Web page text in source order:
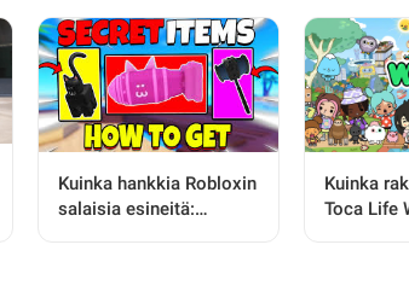
Kuinka hankkia Robloxin
salaisia esineitä:
Kuinka
Toca Life